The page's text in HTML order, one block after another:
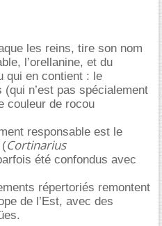
les reins, tire son nom
l’orellanine, et du
qui en contient : le
n’est pas spécialement
couleur de rocou
responsable est le
(Cortinarius
été confondus avec
répertoriés remontent
de l’Est, avec des